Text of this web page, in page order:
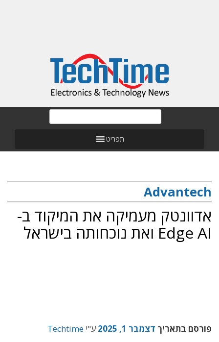
תפריט
Advantech
אדוונטק מעמיקה את המיקוד ב-
Edge AI ואת נוכחותה בישראל
פורסם בתאריך דצמבר 1, 2025 ע"י Techtime